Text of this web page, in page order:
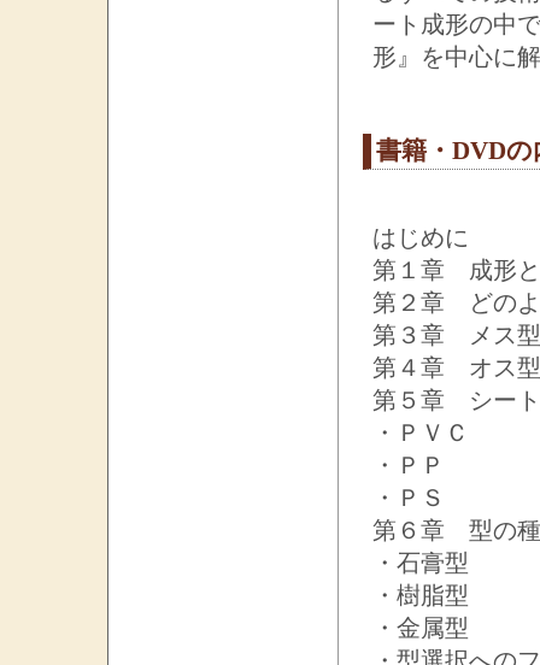
ート成形の中
形』を中心に
書籍・DVDの
はじめに
第１章 成形
第２章 どのよ
第３章 メス
第４章 オス型
第５章 シー
・ＰＶＣ
・ＰＰ
・ＰＳ
第６章 型
・石膏型
・樹脂型
・金属型